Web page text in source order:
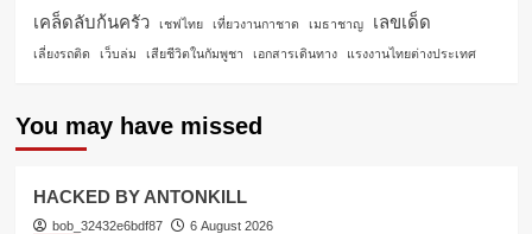
เคล็ดลับก้นครัว เชฟไทย เที่ยวงานกาชาด เมธาชาญ เลขเด็ด
เลี่ยงรถติด เว็บล่ม เสียชีวิตในกัมพูชา เอกสารเดินทาง แรงงานไทยต่างประเทศ
You may have missed
HACKED BY ANTONKILL
bob_32432e6bdf87
6 August 2026